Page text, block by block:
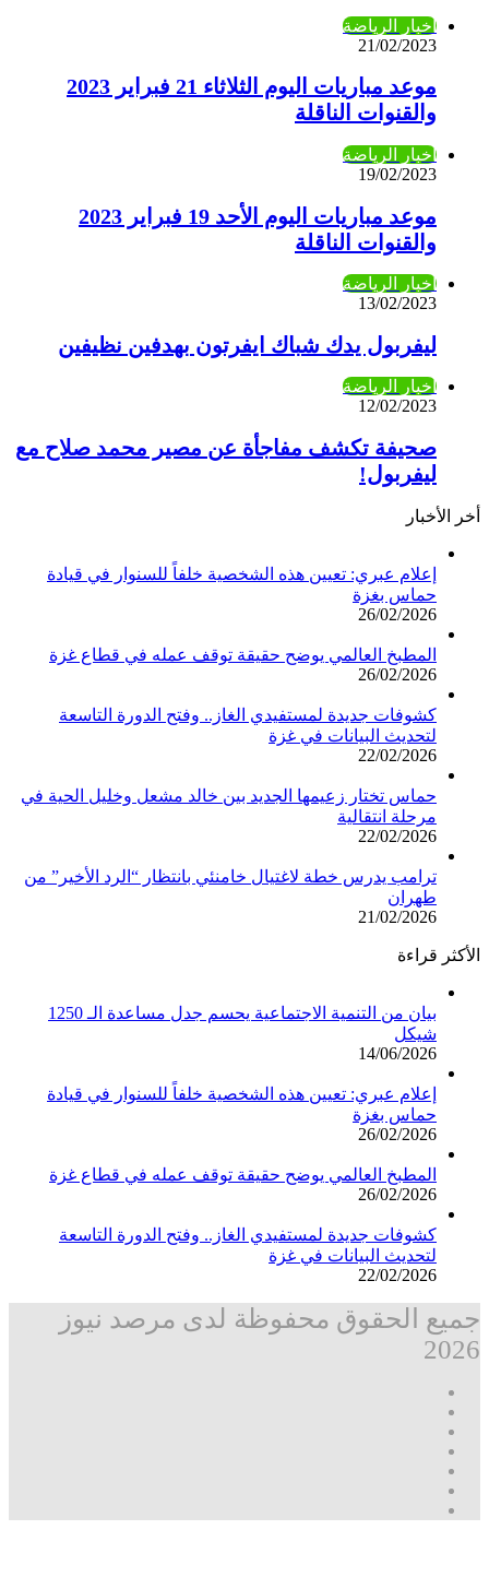
أخبار الرياضة
21/02/2023
موعد مباريات اليوم الثلاثاء 21 فبراير 2023
والقنوات الناقلة
أخبار الرياضة
19/02/2023
موعد مباريات اليوم الأحد 19 فبراير 2023
والقنوات الناقلة
أخبار الرياضة
13/02/2023
ليفربول يدك شباك ايفرتون بهدفين نظيفين
أخبار الرياضة
12/02/2023
صحيفة تكشف مفاجأة عن مصير محمد صلاح مع
ليفربول!
أخر الأخبار
إعلام عبري: تعيين هذه الشخصية خلفاً للسنوار في قيادة
حماس بغزة
26/02/2026
المطبخ العالمي يوضح حقيقة توقف عمله في قطاع غزة
26/02/2026
كشوفات جديدة لمستفيدي الغاز.. وفتح الدورة التاسعة
لتحديث البيانات في غزة
22/02/2026
حماس تختار زعيمها الجديد بين خالد مشعل وخليل الحية في
مرحلة انتقالية
22/02/2026
ترامب يدرس خطة لاغتيال خامنئي بانتظار “الرد الأخير” من
طهران
21/02/2026
الأكثر قراءة
بيان من التنمية الاجتماعية يحسم جدل مساعدة الـ 1250
شيكل
14/06/2026
إعلام عبري: تعيين هذه الشخصية خلفاً للسنوار في قيادة
حماس بغزة
26/02/2026
المطبخ العالمي يوضح حقيقة توقف عمله في قطاع غزة
26/02/2026
كشوفات جديدة لمستفيدي الغاز.. وفتح الدورة التاسعة
لتحديث البيانات في غزة
22/02/2026
جميع الحقوق محفوظة لدى مرصد نيوز
2026